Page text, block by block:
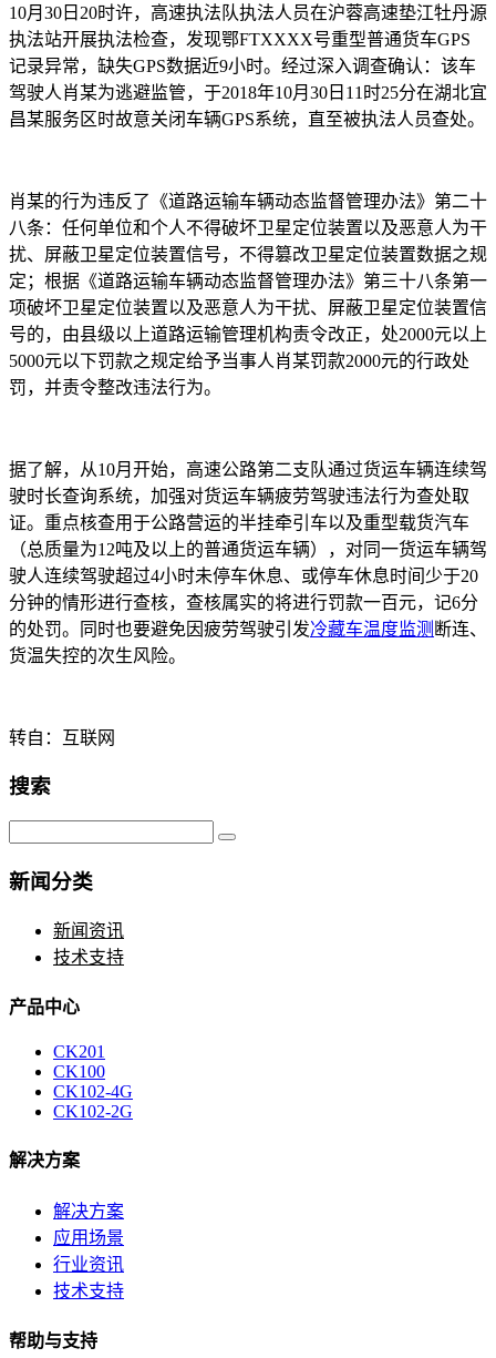
10月30日20时许，高速执法队执法人员在沪蓉高速垫江牡丹源
执法站开展执法检查，发现鄂FTXXXX号重型普通货车GPS
记录异常，缺失GPS数据近9小时。经过深入调查确认：该车
驾驶人肖某为逃避监管，于2018年10月30日11时25分在湖北宜
昌某服务区时故意关闭车辆GPS系统，直至被执法人员查处。
肖某的行为违反了《道路运输车辆动态监督管理办法》第二十
八条：任何单位和个人不得破坏卫星定位装置以及恶意人为干
扰、屏蔽卫星定位装置信号，不得篡改卫星定位装置数据之规
定；根据《道路运输车辆动态监督管理办法》第三十八条第一
项破坏卫星定位装置以及恶意人为干扰、屏蔽卫星定位装置信
号的，由县级以上道路运输管理机构责令改正，处2000元以上
5000元以下罚款之规定给予当事人肖某罚款2000元的行政处
罚，并责令整改违法行为。
据了解，从10月开始，高速公路第二支队通过货运车辆连续驾
驶时长查询系统，加强对货运车辆疲劳驾驶违法行为查处取
证。重点核查用于公路营运的半挂牵引车以及重型载货汽车
（总质量为12吨及以上的普通货运车辆），对同一货运车辆驾
驶人连续驾驶超过4小时未停车休息、或停车休息时间少于20
分钟的情形进行查核，查核属实的将进行罚款一百元，记6分
的处罚。同时也要避免因疲劳驾驶引发冷藏车温度监测 断连、
货温失控的次生风险。
转自：互联网
搜索
新闻分类
新闻资讯
技术支持
产品中心
CK201
CK100
CK102-4G
CK102-2G
解决方案
解决方案
应用场景
行业资讯
技术支持
帮助与支持